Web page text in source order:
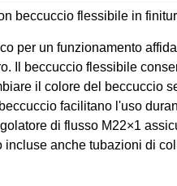
beccuccio flessibile in
per un funzionamento
Il beccuccio flessibile
il colore del beccuccio
facilitano l'uso
di flusso M22×1
anche tubazioni di